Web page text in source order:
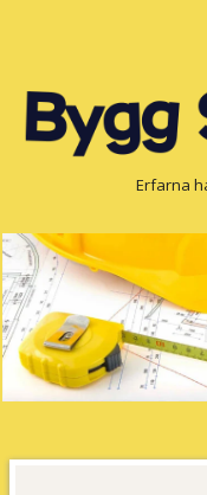
FÖNSTER
Erfarna